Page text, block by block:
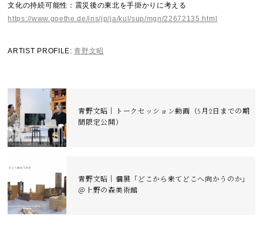
文化の持続可能性：震災後の東北を手掛かりに考える
https://www.goethe.de/ins/jp/ja/kul/sup/mgn/22672135.html
ARTIST PROFILE:青野文昭
青野文昭｜トークセッション動画（5月2日までの期
間限定公開）
青野文昭｜個展「どこから来てどこへ向かうのか」
＠上野の森美術館